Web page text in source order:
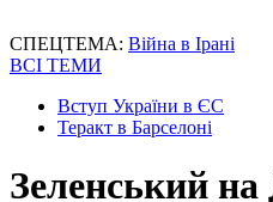
СПЕЦТЕМА: Війна в Ірані
ВСІ ТЕМИ
Вступ України в ЄС
Теракт в Барселоні
Зеленський на